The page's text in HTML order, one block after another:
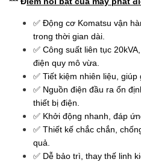
✅ Động cơ Komatsu vận
trong thời gian dài.
✅ Công suất liên tục
điện quy mô vừa.
✅ Tiết kiệm nhiên liệu, giúp
✅ Nguồn điện đầu ra ổn
thiết bị điện.
✅ Khởi động nhanh, đáp
✅ Thiết kế chắc chắn,
quả.
✅ Dễ bảo trì, thay thế linh